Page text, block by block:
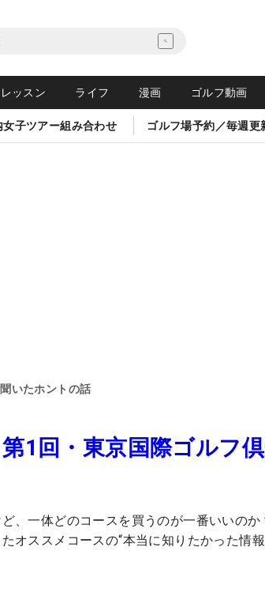
レッスン ライフ 漫画 ゴルフ動画
女子ツアー組み合わせ ゴルフ場予約／毎週
いたホントの話
1回・東京国際ゴルフ倶
ど、一体どのコースを買うのが一番いいの
オススメコースの“本当に知りたかった情報